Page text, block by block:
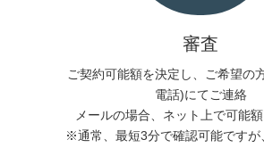
審査
ご契約可能額を決定し、ご希望の
電話)にてご連絡
メールの場合、ネット上で可能
※通常、最短3分で確認可能ですが